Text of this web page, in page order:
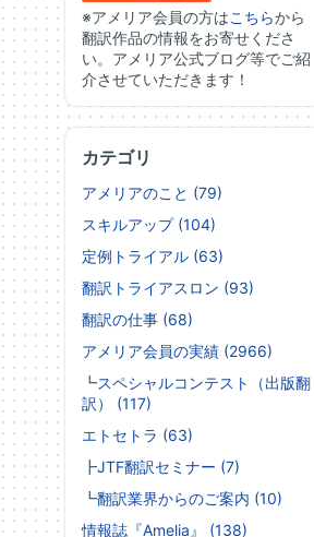
※アメリア会員の方はこちらから
翻訳作品の情報をお寄せくださ
い。アメリア公式ブログ等でご紹
介させていただきます！
カテゴリ
アメリアのこと (79)
スキルアップ (104)
定例トライアル (63)
翻訳トライアスロン (93)
翻訳の仕事 (68)
アメリア会員の実績 (2966)
┗スペシャルコンテスト（出版翻
訳） (117)
エトセトラ (63)
┣JTF翻訳セミナー (7)
┗翻訳業界からのご案内 (10)
情報誌『Amelia』 (138)